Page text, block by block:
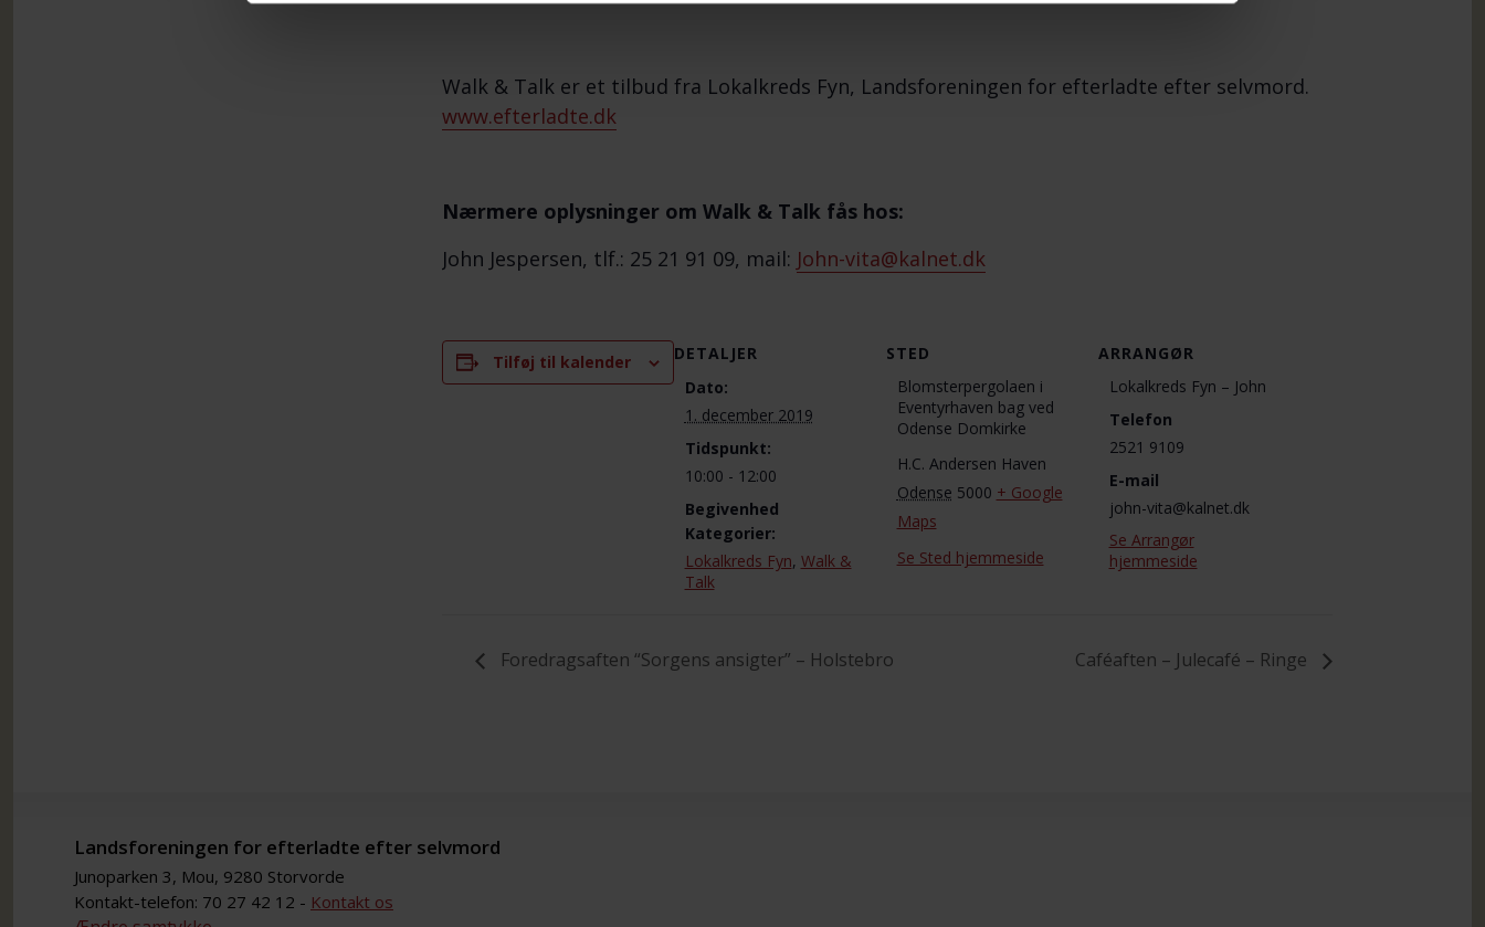
Walk & Talk er et tilbud fra Lokalkreds Fyn, Landsforeningen for efterladte efter selvmord.
www.efterladte.dk
Nærmere oplysninger om Walk & Talk fås hos:
John Jespersen, tlf.: 25 21 91 09, mail: John-vita@kalnet.dk
Tilføj til kalender
DETALJER
Dato:
1. december 2019
Tidspunkt:
10:00 - 12:00
Begivenhed
Kategorier:
Lokalkreds Fyn, Walk &
Talk
STED
Blomsterpergolaen i
Eventyrhaven bag ved
Odense Domkirke
H.C. Andersen Haven
Odense 5000 + Google
Maps
Se Sted hjemmeside
ARRANGØR
Lokalkreds Fyn – John
Telefon
2521 9109
E-mail
john-vita@kalnet.dk
Se Arrangør
hjemmeside
Foredragsaften “Sorgens ansigter” – Holstebro Caféaften – Julecafé – Ringe
Landsforeningen for efterladte efter selvmord
Junoparken 3, Mou, 9280 Storvorde
Kontakt-telefon: 70 27 42 12 - Kontakt os